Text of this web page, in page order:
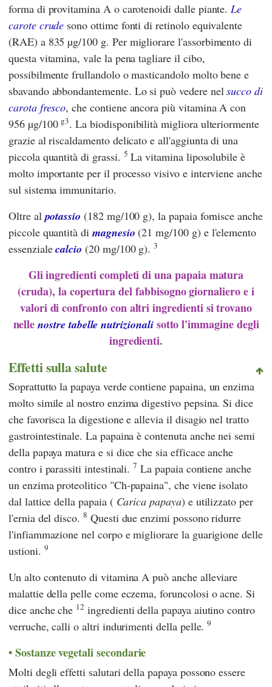
forma di provitamina A o carotenoidi dalle piante. Le
carote crude sono ottime fonti di retinolo equivalente
(RAE) a 835 µg/100 g. Per migliorare l'assorbimento di
questa vitamina, vale la pena tagliare il cibo,
possibilmente frullandolo o masticandolo molto bene e
sbavando abbondantemente. Lo si può vedere nelsucco di
carota fresco, che contiene ancora più vitamina A con
956 µg/100g3. La biodisponibilità migliora ulteriormente
grazie al riscaldamento delicato e all'aggiunta di una
piccola quantità di grassi. 5 La vitamina liposolubile è
molto importante per il processo visivo e interviene anche
sul sistema immunitario.
Oltre al potassio (182 mg/100 g), la papaia fornisce anche
piccole quantità di magnesio (21 mg/100 g) e l'elemento
essenzialecalcio (20 mg/100 g).3
Gli ingredienti completi di una papaia matura
(cruda), la copertura del fabbisogno giornaliero e i
valori di confronto con altri ingredienti si trovano
nellenostre tabelle nutrizionalisotto l'immagine degli
ingredienti.
Effetti sulla salute
Soprattutto la papaya verde contiene papaina, un enzima
molto simile al nostro enzima digestivo pepsina. Si dice
che favorisca la digestione e allevia il disagio nel tratto
gastrointestinale. La papaina è contenuta anche nei semi
della papaya matura e si dice che sia efficace anche
contro i parassiti intestinali.7 La papaia contiene anche
un enzima proteolitico "Ch-papaina", che viene isolato
dal lattice della papaia ( Carica papaya) e utilizzato per
l'ernia del disco. 8 Questi due enzimi possono ridurre
l'infiammazione nel corpo e migliorare la guarigione delle
ustioni. 9
Un alto contenuto di vitamina A può anche alleviare
malattie della pelle come eczema, foruncolosi o acne. Si
dice anche che 12 ingredienti della papaya aiutino contro
verruche, calli o altri indurimenti della pelle.9
Sostanze vegetali secondarie
Molti degli effetti salutari della papaya possono essere